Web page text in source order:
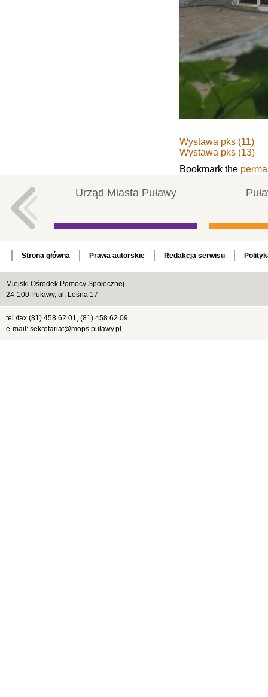
Wystawa pks (11)
Wystawa pks (13)
Bookmark the
Urząd Miasta Puławy
Strona główna Prawa autorskie Redakcja serwisu
Miejski Ośrodek Pomocy Społecznej
24-100 Puławy, ul. Leśna 17
tel./fax (81) 458 62 01, (81) 458 62 09
e-mail: sekretariat@mops.pulawy.pl